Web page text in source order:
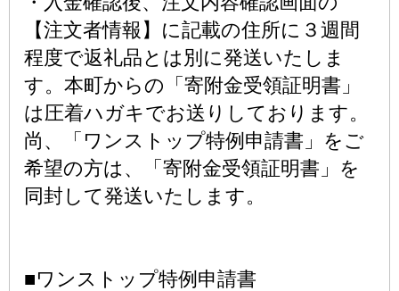
【注文者情報】に記載の住所に３週間
程度で返礼品とは別に発送いたしま
す。本町からの「寄附金受領証明書」
は圧着ハガキでお送りしております。
尚、「ワンストップ特例申請書」をご
希望の方は、「寄附金受領証明書」を
同封して発送いたします。
■ワンストップ特例申請書